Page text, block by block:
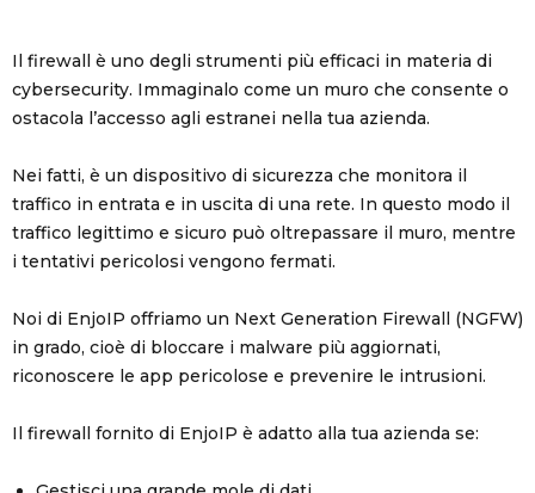
Il firewall è uno degli strumenti più efficaci in materia di
cybersecurity. Immaginalo come un muro che consente o
ostacola l’accesso agli estranei nella tua azienda.
Nei fatti, è un dispositivo di sicurezza che monitora il
traffico in entrata e in uscita di una rete. In questo modo il
traffico legittimo e sicuro può oltrepassare il muro, mentre
i tentativi pericolosi vengono fermati.
Noi di EnjoIP offriamo un Next Generation Firewall (NGFW)
in grado, cioè di bloccare i malware più aggiornati,
riconoscere le app pericolose e prevenire le intrusioni.
Il firewall fornito di EnjoIP è adatto alla tua azienda se: